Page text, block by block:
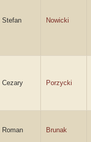
Stefan Nowicki
Cezary Porzycki
Roman Brunak